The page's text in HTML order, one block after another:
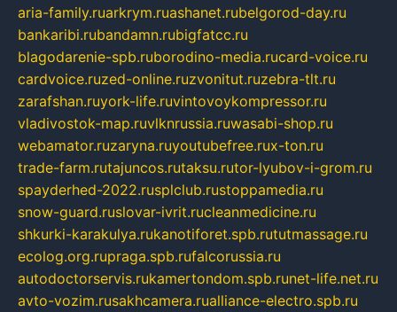
aria-family.ruarkrym.ruashanet.rubelgorod-day.ru
bankaribi.rubandamn.rubigfatcc.ru
blagodarenie-spb.ruborodino-media.rucard-voice.ru
cardvoice.ruzed-online.ruzvonitut.ruzebra-tlt.ru
zarafshan.ruyork-life.ruvintovoykompressor.ru
vladivostok-map.ruvlknrussia.ruwasabi-shop.ru
webamator.ruzaryna.ruyoutubefree.rux-ton.ru
trade-farm.rutajuncos.rutaksu.rutor-lyubov-i-grom.ru
spayderhed-2022.rusplclub.rustoppamedia.ru
snow-guard.ruslovar-ivrit.rucleanmedicine.ru
shkurki-karakulya.rukanotiforet.spb.rututmassage.ru
ecolog.org.rupraga.spb.rufalcorussia.ru
autodoctorservis.rukamertondom.spb.runet-life.net.ru
avto-vozim.rusakhcamera.rualliance-electro.spb.ru